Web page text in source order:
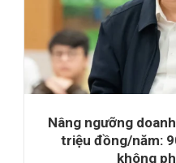
Nâng ngưỡng
triệu đồng/năm:
không